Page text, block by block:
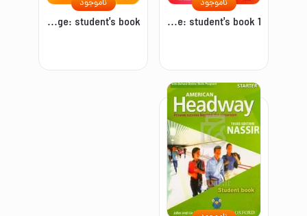
Interchange: student's book 1
ناموجود
Interchange: student's book
ناموجود